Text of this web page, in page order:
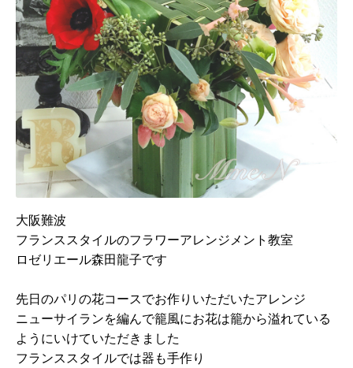
大阪難波
フランススタイルのフラワーアレンジメント教室
ロゼリエール森田龍子です
先日のパリの花コースでお作りいただいたアレンジ
ニューサイランを編んで籠風にお花は籠から溢れている
ようにいけていただきました
フランススタイルでは器も手作り